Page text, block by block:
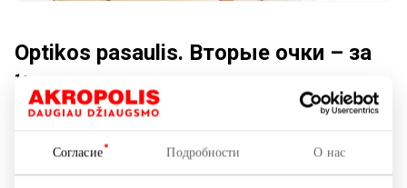
Согласие Подробности О нас
Optikos pasaulis. Вторые очки – за
½ цены
1 этаж